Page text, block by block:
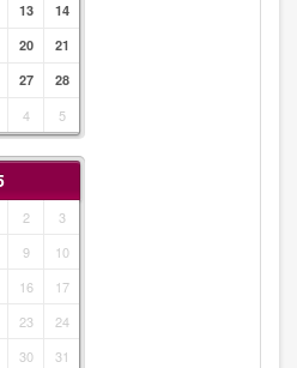
13
14
20
21
27
28
4 5
2
3
9
10
16
17
23
24
30 31